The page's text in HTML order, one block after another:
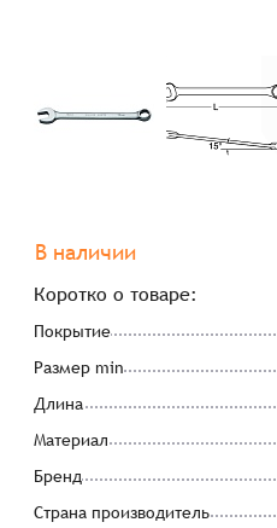
В наличии
Коротко о товаре:
Покрытие
Размер min
Длина
Материал
Бренд
Страна производитель